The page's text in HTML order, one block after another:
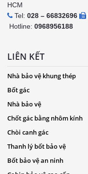
HCM
Tel: 028 – 66832696
Hotline: 0968956188
LIÊN KẾT
Nhà bảo vệ khung thép
Bốt gác
Nhà bảo vệ
Chốt gác bằng nhôm kính
Chòi canh gác
Thanh lý bốt bảo vệ
Bốt bảo vệ an ninh